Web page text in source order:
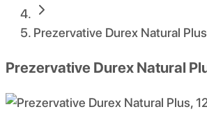
Prezervative Durex Natural
Prezervative Durex Natural